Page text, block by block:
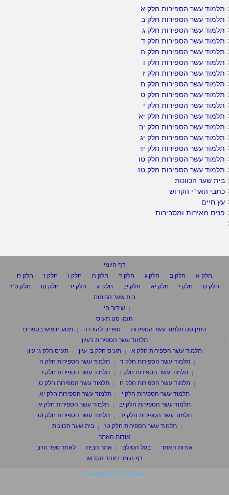
תלמוד עשר הספירות חלק א
תלמוד עשר הספירות חלק ב
תלמוד עשר הספירות חלק ג
תלמוד עשר הספירות חלק ד
תלמוד עשר הספירות חלק ה
תלמוד עשר הספירות חלק ו
תלמוד עשר הספירות חלק ז
תלמוד עשר הספירות חלק ח
תלמוד עשר הספירות חלק ט
תלמוד עשר הספירות חלק י
תלמוד עשר הספירות חלק יא
תלמוד עשר הספירות חלק יב
תלמוד עשר הספירות חלק יג
תלמוד עשר הספירות חלק יד
תלמוד עשר הספירות חלק טו
תלמוד עשר הספירות חלק טז
בית שער הכוונות
כתבי האר"י הקדוש
עץ חיים
פנים מאירות ומסבירות
דף היומי
חלק א
חלק ב חלק ג חלק ד חלק ה חלק ו חלק ז
חלק ח
חלק ט
חלק י חלק יא חלק יב חלק יג חלק יד חלק טו
חלק ט"ז
בית שער הכוונות
שידור חי
הזמן סט תע"ס
הזמן סט תלמוד עשר הספירות
ספרים להורדה
מנוע חיפוש בספרים
תלמוד עשר הספירות בעיון
תלמוד עשר הספירות חלק א
תע"ס חלק ב' עיון
תע"ס חלק ג' עיון
תלמוד עשר הספירות חלק ד
תלמוד עשר הספירות חלק ה
תלמוד עשר הספירות חלק ו
תלמוד עשר הספירות חלק ז
תלמוד עשר הספירות חלק ח
תלמוד עשר הספירות חלק ט
תלמוד עשר הספירות חלק י
תלמוד עשר הספירות חלק יא
תלמוד עשר הספירות חלק יב
תלמוד עשר הספירות חלק יג
תלמוד עשר הספירות חלק יד
תלמוד עשר הספירות חלק טו
תלמוד עשר הספירות חלק טז
בית שער הכוונות
אודות האתר
אודות האתר
בעל הסולם אתר הבית
לאתר ספר הרב
דף היומי בזוהר הקדוש
Designed by Laisner